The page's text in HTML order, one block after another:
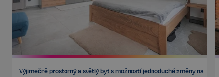
Výjimečně prostorný a světlý byt s možností jednoduché změny na
Funkční
soubory